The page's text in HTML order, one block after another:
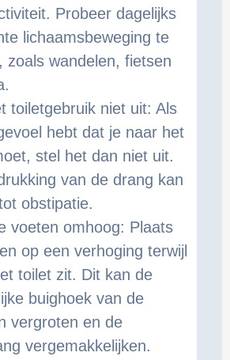
Probeer dagelijks
lichaamsbeweging te
zoals wandelen, fietsen
toiletgebruik niet uit: Als
hebt dat je naar het
stel het dan niet uit.
van de drang kan
obstipatie.
voeten omhoog: Plaats
op een verhoging terwijl
toilet zit. Dit kan de
buighoek van de
vergroten en de
vergemakkelijken.